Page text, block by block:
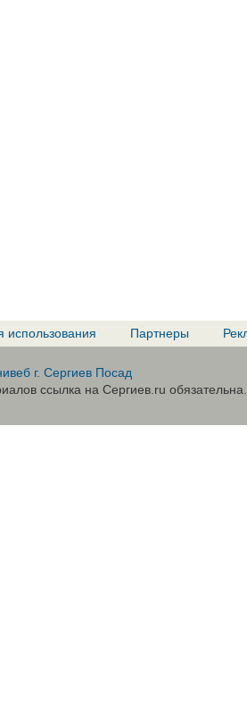
использования Партнеры
г. Сергиев Посад
ссылка на Сергиев.ru обязательна.